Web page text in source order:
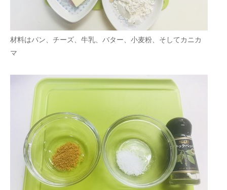
材料はパン、チーズ、牛乳、バター、小麦粉、そしてカニカ
マ